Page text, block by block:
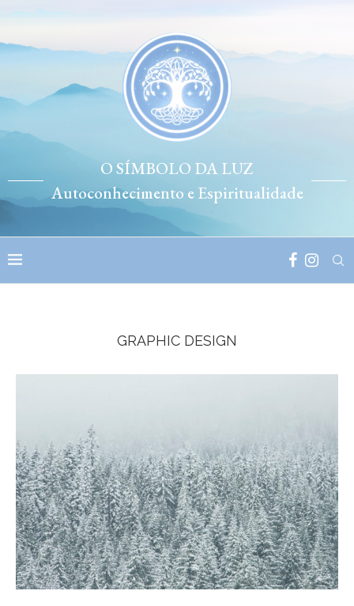
O SÍMBOLO DA LUZ
Autoconhecimento e Espiritualidade
GRAPHIC DESIGN